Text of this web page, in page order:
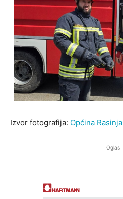
Izvor fotografija: Općina Rasinja
Oglas